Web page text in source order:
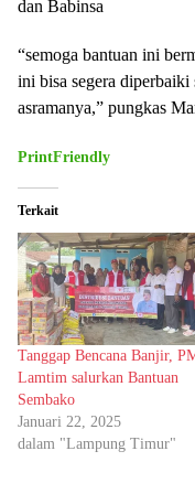
dan Babinsa
“semoga bantuan ini
ini bisa segera
asramanya,” pungkas
PrintFriendly
Terkait
Tanggap Bencana Banjir,
Lamtim salurkan Bantuan
Sembako
Januari 22, 2025
dalam "Lampung Timur"